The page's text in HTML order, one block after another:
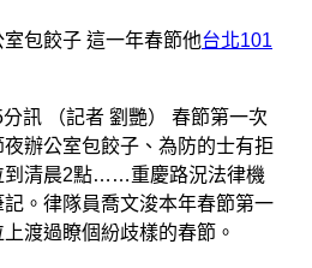
包餃子 這一年春節他台北101
訊 （記者 劉艷） 春節第一次
辦公室包餃子、為防的士有拒
到清晨2點……重慶路況法律機
。律隊員喬文浚本年春節第一
渡過瞭個紛歧樣的春節。